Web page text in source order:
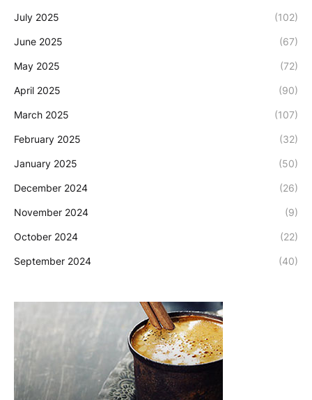
July 2025 (102)
June 2025 (67)
May 2025 (72)
April 2025 (90)
March 2025 (107)
February 2025 (32)
January 2025 (50)
December 2024 (26)
November 2024 (9)
October 2024 (22)
September 2024 (40)